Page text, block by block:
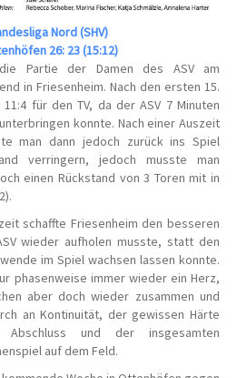
Nord (SHV)
26: 23 (15:12)
Partie der Damen des ASV am
in Friesenheim. Nach den ersten 15.
für den TV, da der ASV 7 Minuten
konnte. Nach einer Auszeit
man dann jedoch zurück ins Spiel
verringern, jedoch musste man
einen Rückstand von 3 Toren mit in
schaffte Friesenheim den besseren
wieder aufholen musste, statt den
im Spiel wachsen lassen konnte.
phasenweise immer wieder ein Herz,
aber doch wieder zusammen und
an Kontinuität, der gewissen Härte
und der insgesamten
auf dem Feld.